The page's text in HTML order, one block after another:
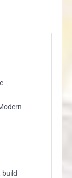
build